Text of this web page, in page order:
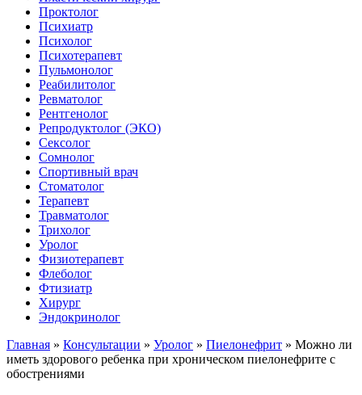
Проктолог
Психиатр
Психолог
Психотерапевт
Пульмонолог
Реабилитолог
Ревматолог
Рентгенолог
Репродуктолог (ЭКО)
Сексолог
Сомнолог
Спортивный врач
Стоматолог
Терапевт
Травматолог
Трихолог
Уролог
Физиотерапевт
Флеболог
Фтизиатр
Хирург
Эндокринолог
Главная » Консультации » Уролог » Пиелонефрит » Можно ли
иметь здорового ребенка при хроническом пиелонефрите с
обострениями